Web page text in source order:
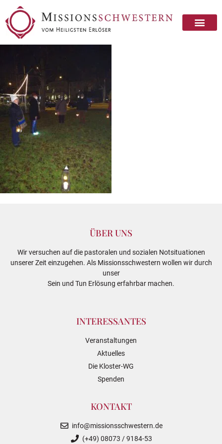
ÜBER UNS
Wir versuchen auf die pastoralen und sozialen Notsituationen
unserer Zeit einzugehen. Als Missionsschwestern wollen wir durch
unser
Sein und Tun Erlösung erfahrbar machen.
INTERESSANTES
Veranstaltungen
Aktuelles
Die Kloster-WG
Spenden
KONTAKT
info@missionsschwestern.de
(+49) 08073 / 9184-53